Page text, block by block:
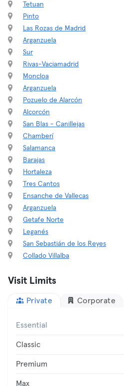
Tetuan
Pinto
Las Rozas de Madrid
Arganzuela
Sur
Rivas-Vaciamadrid
Moncloa
Arganzuela
Pozuelo de Alarcón
Alcorcón
San Blas - Canillejas
Chamberí
Salamanca
Barajas
Hortaleza
Tres Cantos
Ensanche de Vallecas
Arganzuela
Getafe Norte
Leganés
San Sebastián de los Reyes
Collado Villalba
Visit Limits
Private Corporate
Essential
Classic
Premium
Max